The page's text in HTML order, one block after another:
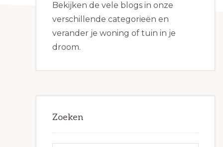
Bekijken de vele blogs in onze
verschillende categorieën en
verander je woning of tuin in je
droom.
Zoeken